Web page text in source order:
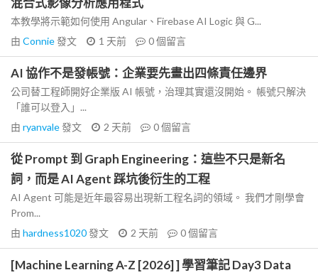
本教學將示範如何使用 Angular、Firebase AI Logic 與 G...
由 Connie發文 1 天前 0個留言
AI 協作不是發帳號：企業要先畫出四條責任邊界
公司替工程師開好企業版 AI 帳號，治理其實還沒開始。 帳號只解決
「誰可以登入」...
由 ryanvale發文 2 天前 0個留言
從 Prompt 到 Graph Engineering：這些不只是新名
詞，而是 AI Agent 踩坑後衍生的工程
AI Agent 可能是近年最容易出現新工程名詞的領域。 我們才剛學會
Prom...
由 hardness1020發文 2 天前 0個留言
[Machine Learning A-Z [2026] ] 學習筆記 Day3 Data